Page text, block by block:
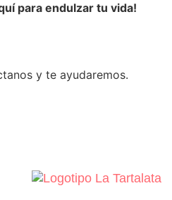
para endulzar tu vida!
y te ayudaremos.